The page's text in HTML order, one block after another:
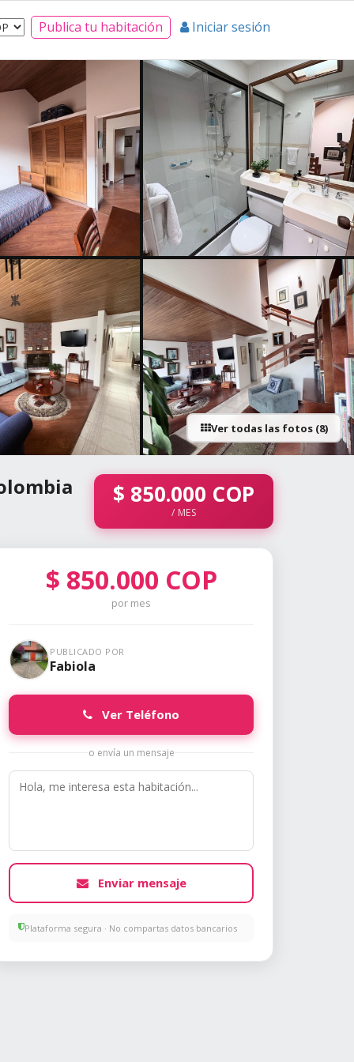
Publica tu habitación Iniciar sesión
Ver todas las fotos (8)
$ 850.000 COP
/ MES
$ 850.000 COP
por mes
PUBLICADO POR
Fabiola
Ver Teléfono
o envía un mensaje
Enviar mensaje
Plataforma segura · No compartas datos bancarios